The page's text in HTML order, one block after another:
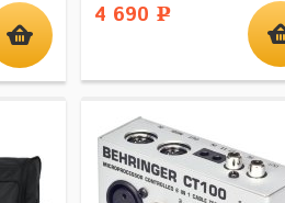
4 690 Р